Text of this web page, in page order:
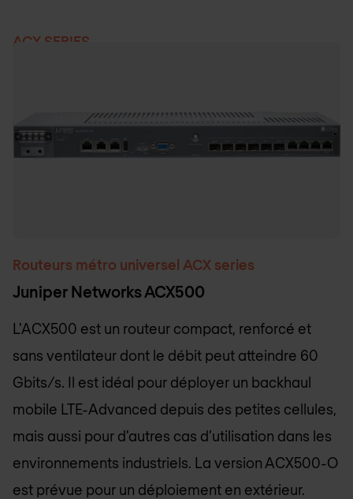
ACX SERIES
Routeurs métro universel ACX series
Juniper Networks ACX500
L'ACX500 est un routeur compact, renforcé et
sans ventilateur dont le débit peut atteindre 60
Gbits/s. Il est idéal pour déployer un backhaul
mobile LTE-Advanced depuis des petites cellules,
mais aussi pour d'autres cas d’utilisation dans les
environnements industriels. La version ACX500-O
est prévue pour un déploiement en extérieur.